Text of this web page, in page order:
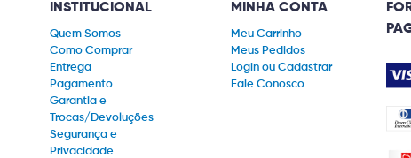
INSTITUCIONAL
Quem Somos
Como Comprar
Entrega
Pagamento
Garantia e
Trocas/Devoluções
Segurança e
Privacidade
MINHA CONTA
Meu Carrinho
Meus Pedidos
Login ou Cadastrar
Fale Conosco